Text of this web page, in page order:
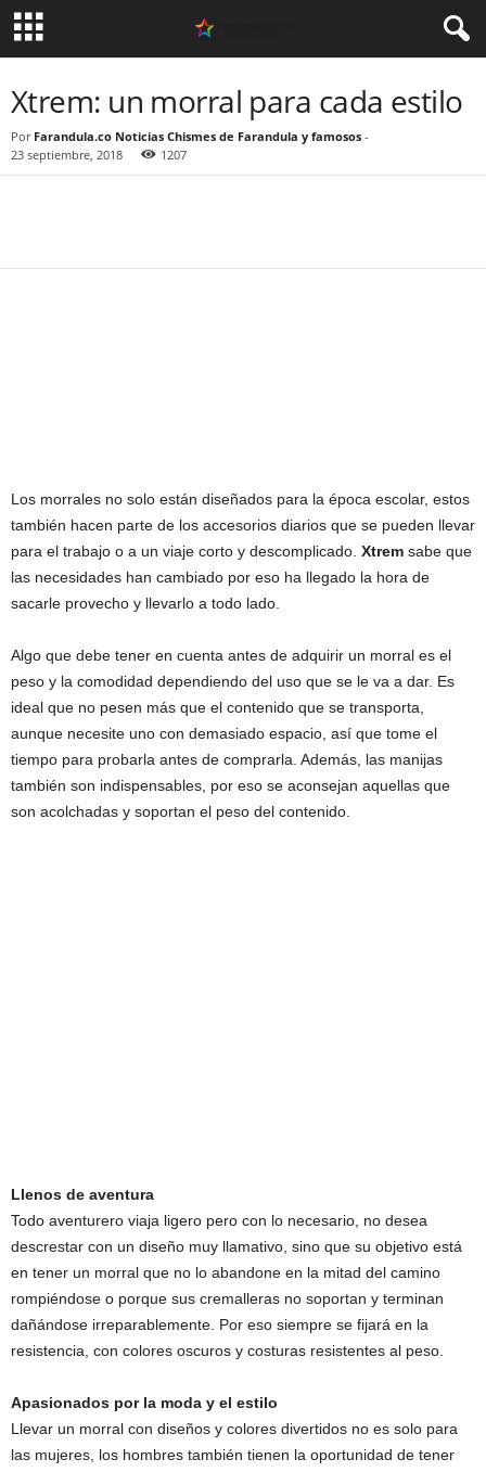
Xtrem: un morral para cada estilo
Por Farandula.co Noticias Chismes de Farandula y famosos -
23 septiembre, 2018
1207
Los morrales no solo están diseñados para la época escolar, estos
también hacen parte de los accesorios diarios que se pueden llevar
para el trabajo o a un viaje corto y descomplicado. Xtrem sabe que
las necesidades han cambiado por eso ha llegado la hora de
sacarle provecho y llevarlo a todo lado.
Algo que debe tener en cuenta antes de adquirir un morral es el
peso y la comodidad dependiendo del uso que se le va a dar. Es
ideal que no pesen más que el contenido que se transporta,
aunque necesite uno con demasiado espacio, así que tome el
tiempo para probarla antes de comprarla. Además, las manijas
también son indispensables, por eso se aconsejan aquellas que
son acolchadas y soportan el peso del contenido.
Llenos de aventura
Todo aventurero viaja ligero pero con lo necesario, no desea
descrestar con un diseño muy llamativo, sino que su objetivo está
en tener un morral que no lo abandone en la mitad del camino
rompiéndose o porque sus cremalleras no soportan y terminan
dañándose irreparablemente. Por eso siempre se fijará en la
resistencia, con colores oscuros y costuras resistentes al peso.
Apasionados por la moda y el estilo
Llevar un morral con diseños y colores divertidos no es solo para
las mujeres, los hombres también tienen la oportunidad de tener